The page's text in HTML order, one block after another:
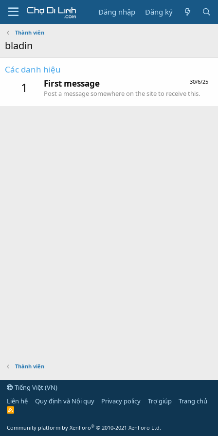
Đăng nhập Đăng ký
Thành viên
bladin
Các danh hiệu
1 30/6/25
First message
Post a message somewhere on the site to receive this.
Thành viên
Tiếng Việt (VN)
Liên hệ
Quy định và Nội quy Privacy policy Trợ giúp Trang chủ
R
Community platform by XenForo® © 2010-2021 XenForo Ltd.